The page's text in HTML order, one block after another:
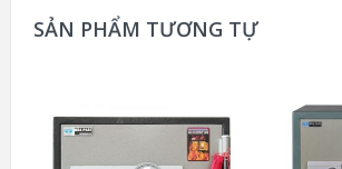
SẢN PHẨM TƯƠNG TỰ